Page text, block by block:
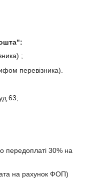
;
перевізника).
передоплаті 30% на
на рахунок ФОП)